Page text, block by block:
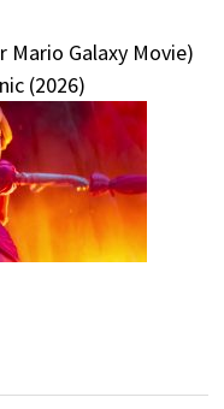
Mario Galaxy Movie)
(2026)